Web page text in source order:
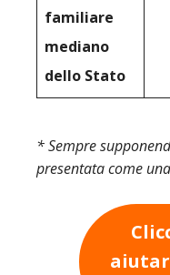
familiare
mediano
dello Stato
* Sempre
presentata come